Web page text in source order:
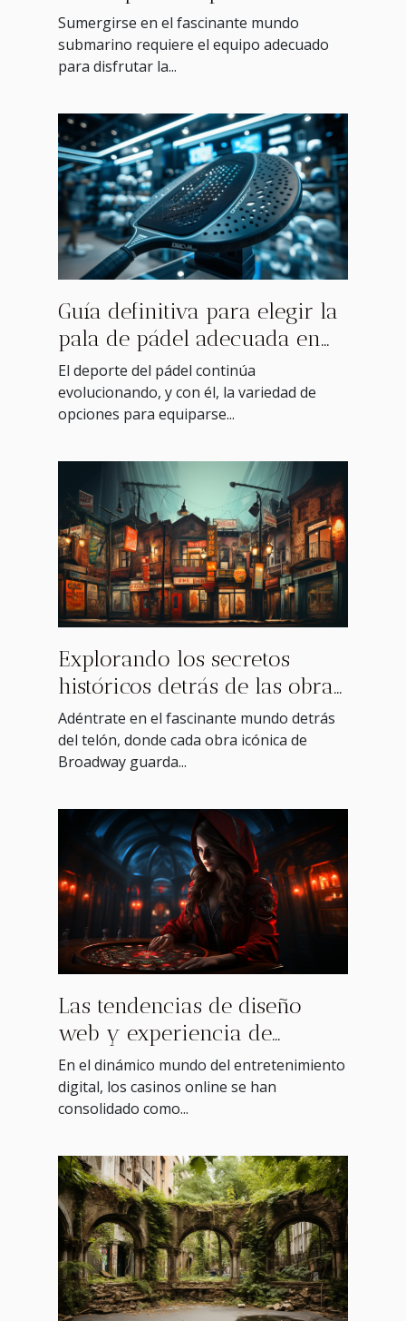
aventuras submarinas?
Sumergirse en el fascinante mundo
submarino requiere el equipo adecuado
para disfrutar la...
Guía definitiva para elegir la
pala de pádel adecuada en
2025
El deporte del pádel continúa
evolucionando, y con él, la variedad de
opciones para equiparse...
Explorando los secretos
históricos detrás de las obras
icónicas de Broadway
Adéntrate en el fascinante mundo detrás
del telón, donde cada obra icónica de
Broadway guarda...
Las tendencias de diseño
web y experiencia de
usuario en casinos online
En el dinámico mundo del entretenimiento
digital, los casinos online se han
consolidado como...